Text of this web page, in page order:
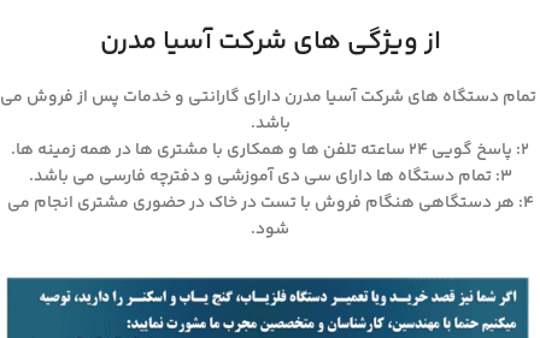
از ویژگی های شرکت آسیا مدرن
تمام دستگاه های شرکت آسیا مدرن دارای گارانتی و خدمات پس از فروش می
باشد.
۲: پاسخ گویی ۲۴ ساعته تلفن ها و همکاری با مشتری ها در همه زمینه ها.
۳: تمام دستگاه ها دارای سی دی آموزشی و دفترچه فارسی می باشد.
۴: هر دستگاهی هنگام فروش با تست در خاک در حضوری مشتری انجام می
شود.